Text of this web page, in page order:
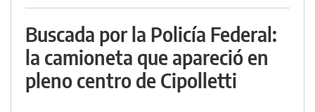
Buscada por la Policía Federal:
la camioneta que apareció en
pleno centro de Cipolletti